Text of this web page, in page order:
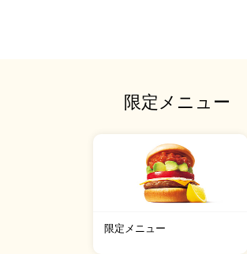
限定メニュー
限定メニュー